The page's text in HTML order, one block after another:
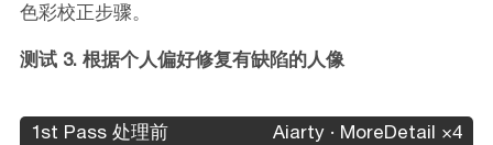
色彩校正步骤。
测试 3. 根据个人偏好修复有缺陷的人像
1st Pass 处理前 Aiarty · MoreDetail ×4